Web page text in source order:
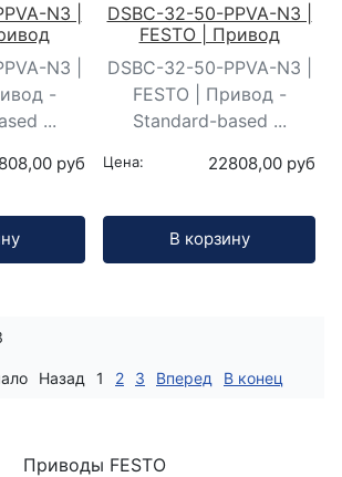
N3 |
N3 |
-
...
руб
DSBC-32-50-PPVA-N3 |
FESTO | Привод
DSBC-32-50-PPVA-N3 |
FESTO | Привод -
Standard-based ...
Цена: 22808,00 руб
В корзину
Назад 1 2 3 Вперед В конец
Приводы FESTO